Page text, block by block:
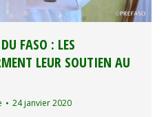
FASO : LES
LEUR SOUTIEN AU
24 janvier 2020